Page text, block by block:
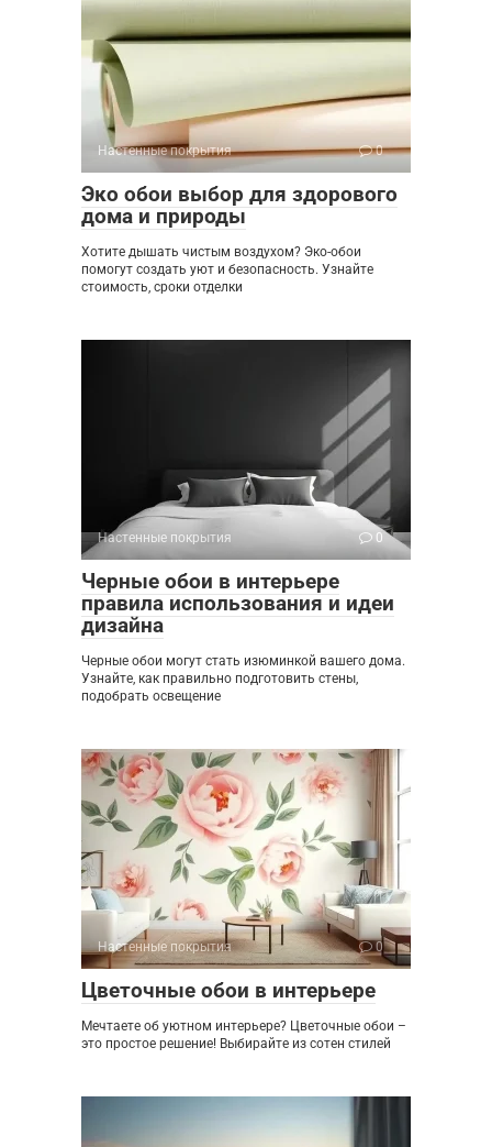
Настенные покрытия 0
Эко обои выбор для здорового
дома и природы
Хотите дышать чистым воздухом? Эко-обои
помогут создать уют и безопасность. Узнайте
стоимость, сроки отделки
Настенные покрытия 0
Черные обои в интерьере
правила использования и идеи
дизайна
Черные обои могут стать изюминкой вашего дома.
Узнайте, как правильно подготовить стены,
подобрать освещение
Настенные покрытия 0
Цветочные обои в интерьере
Мечтаете об уютном интерьере? Цветочные обои –
это простое решение! Выбирайте из сотен стилей